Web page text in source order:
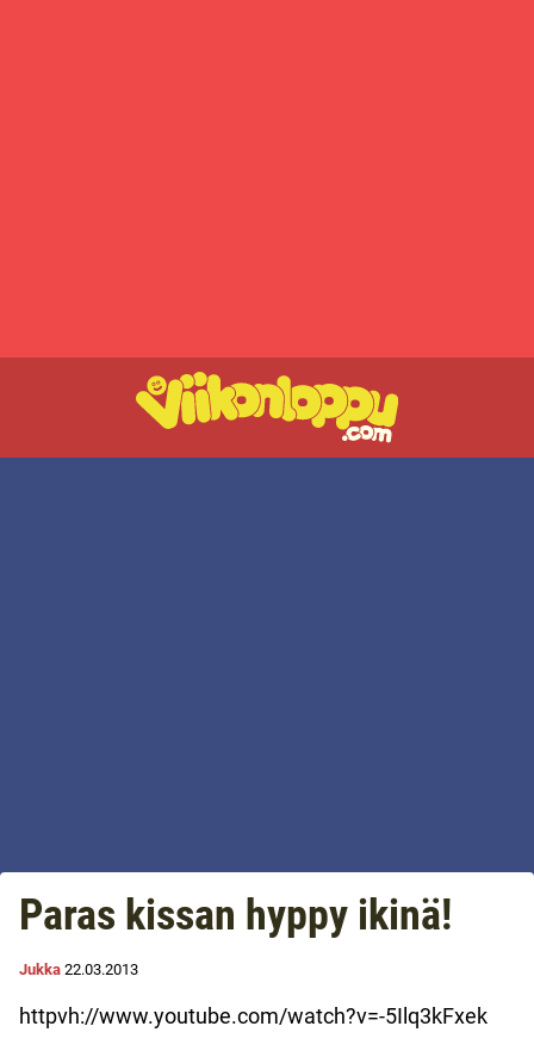
Paras kissan hyppy ikinä!
Jukka 22.03.2013
httpvh://www.youtube.com/watch?v=-5Ilq3kFxek